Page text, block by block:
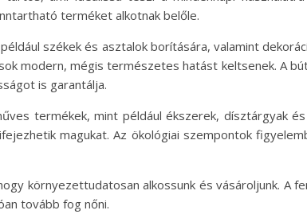
terméket alkotnak belőle.
székek és asztalok borítására, valamint
modern, mégis természetes hatást keltsenek. A
is garantálja.
termékek, mint például ékszerek, dísztárgyak
magukat. Az ökológiai szempontok
környezettudatosan alkossunk és vásároljunk. A
tovább fog nőni.